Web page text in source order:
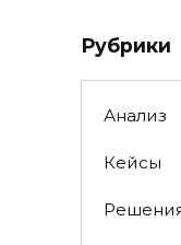
Рубрики
Анализ
Кейсы